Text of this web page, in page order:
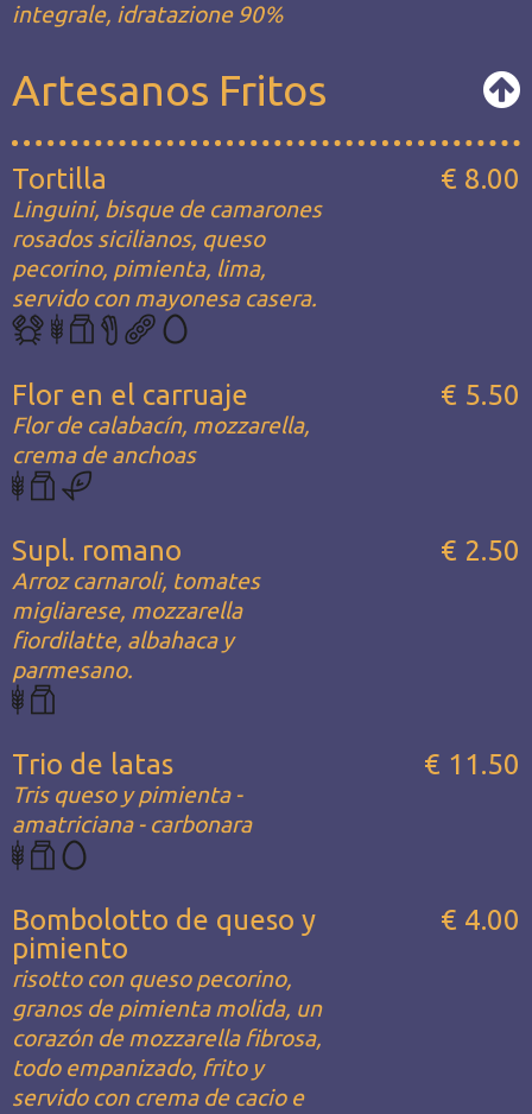
integrale, idratazione 90%
Artesanos Fritos
Tortilla
Linguini, bisque de camarones
rosados sicilianos, queso
pecorino, pimienta, lima,
servido con mayonesa casera.
€ 8.00
Flor en el carruaje
Flor de calabacín, mozzarella,
crema de anchoas
€ 5.50
Supl. romano
Arroz carnaroli, tomates
migliarese, mozzarella
fiordilatte, albahaca y
parmesano.
€ 2.50
Trio de latas
Tris queso y pimienta -
amatriciana - carbonara
€ 11.50
Bombolotto de queso y
pimiento
risotto con queso pecorino,
granos de pimienta molida, un
corazón de mozzarella fibrosa,
todo empanizado, frito y
servido con crema de cacio e
€ 4.00